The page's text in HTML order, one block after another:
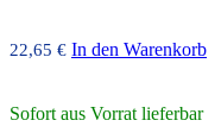
22,65 € In den Warenkorb
Sofort aus Vorrat lieferbar